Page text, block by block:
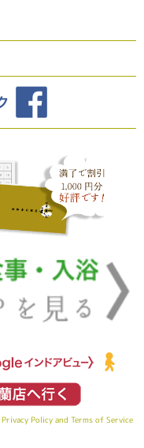
Privacy Policy and Terms of Service